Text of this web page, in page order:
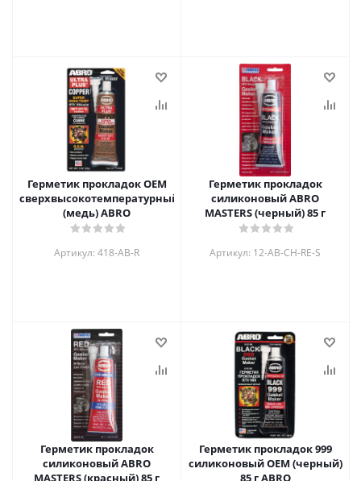
Герметик прокладок OEM
сверхвысокотемпературный
(медь) ABRO
Артикул: 418-AB-R
Герметик прокладок
силиконовый ABRO
MASTERS (черный) 85 г
Артикул: 12-AB-CH-RE-S
Герметик прокладок
силиконовый ABRO
MASTERS (красный) 85 г
Герметик прокладок 999
силиконовый OEM (черный)
85 г ABRO